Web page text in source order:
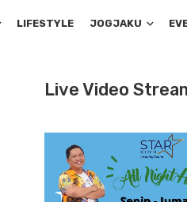
LIFESTYLE JOGJAKU
Live Video